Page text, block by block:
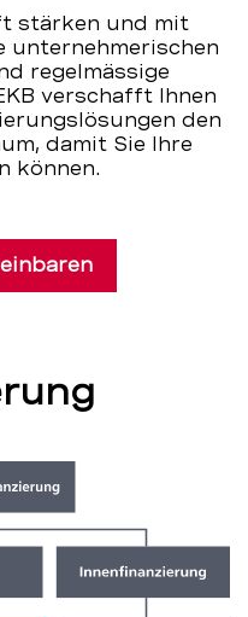
stärken und mit
unternehmerischen
regelmässige
verschafft Ihnen
den
damit Sie Ihre
können.